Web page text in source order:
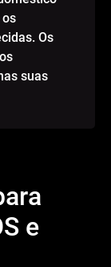
Os
suas
e